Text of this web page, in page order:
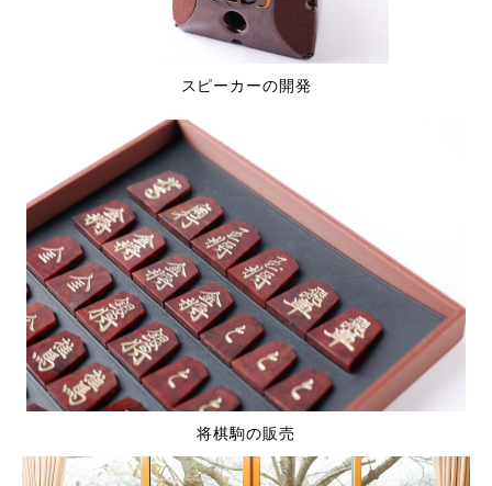
スピーカーの開発
将棋駒の販売